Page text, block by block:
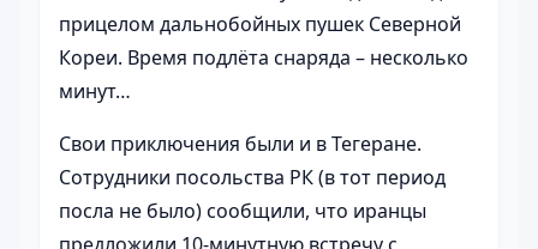
прицелом дальнобойных пушек Северной
Кореи. Время подлёта снаряда – несколько
минут…
Свои приключения были и в Тегеране.
Сотрудники посольства РК (в тот период
посла не было) сообщили, что иранцы